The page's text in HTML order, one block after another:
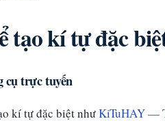
tạo kí tự đặc
cụ trực tuyến
kí tự đặc biệt nhưKiTuHAY —